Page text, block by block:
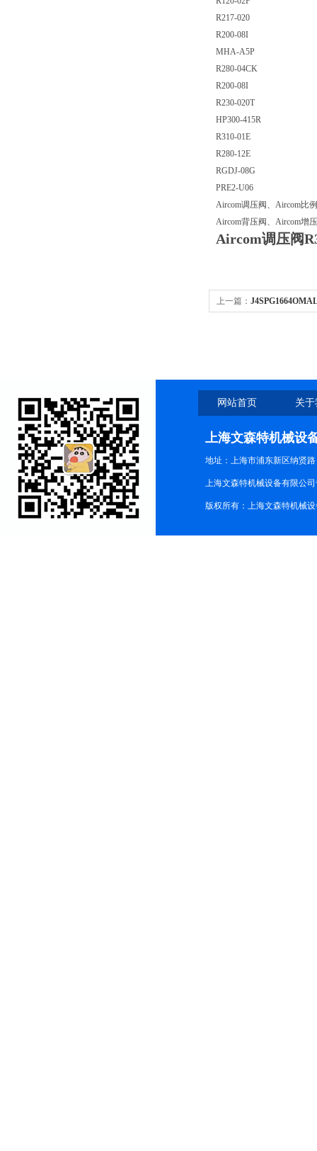
R217-020
R200-08I
MHA-A5P
R280-04CK
R200-08I
R230-020T
HP300-415R
R310-01E
R280-12E
RGDJ-08G
PRE2-U06
Aircom调压阀、Aircom比
Aircom背压阀、Aircom增
Aircom调压阀
上一篇：
网站首页 关
上海文森特机械设
地址：上海市浦东新区纳贤路
上海文森特机械设备有限公
版权所有：上海文森特机械